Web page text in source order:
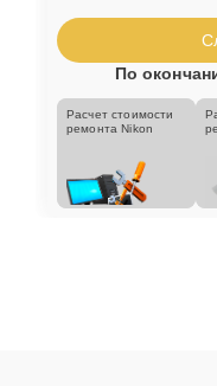
По
Расчет стоимости
ремонта Nikon